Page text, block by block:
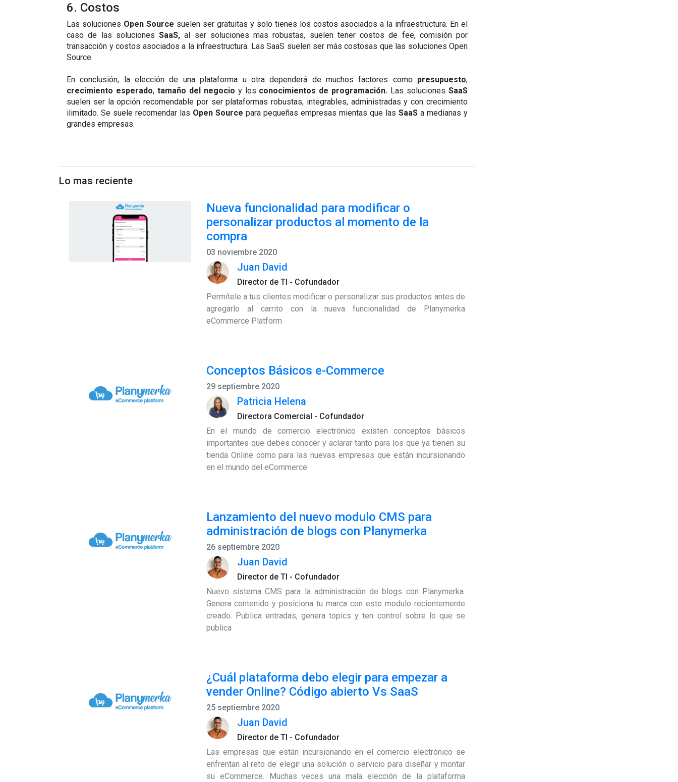
6. Costos
Las soluciones Open Source suelen ser gratuitas y solo tienes los costos asociados a la infraestructura. En el
caso de las soluciones SaaS, al ser soluciones mas robustas, suelen tener costos de fee, comisión por
transacción y costos asociados a la infraestructura. Las SaaS suelen ser más costosas que las soluciones Open
Source.
En conclusión, la elección de una plataforma u otra dependerá de muchos factores como presupuesto
crecimiento esperado, tamaño del negocio y los conocimientos de programación. Las soluciones
suelen ser la opción recomendable por ser plataformas robustas, integrables, administradas y con crecimiento
ilimitado. Se suele recomendar las Open Source para pequeñas empresas mientas que las SaaS a medianas y
grandes empresas.
Lo mas reciente
Nueva funcionalidad para modificar o
personalizar productos al momento de la
compra
03 noviembre 2020
Juan David
Director de TI - Cofundador
Permítele a tus clientes modificar o personalizar sus productos antes de
agregarlo al carrito con la nueva funcionalidad de Planymerka
eCommerce Platform
Conceptos Básicos e-Commerce
29 septiembre 2020
Patricia Helena
Directora Comercial - Cofundador
En el mundo de comercio electrónico existen conceptos básicos
importantes que debes conocer y aclarar tanto para los que ya tienen su
tienda Online como para las nuevas empresas que están incursionando
en el mundo del eCommerce
Lanzamiento del nuevo modulo CMS para
administración de blogs con Planymerka
26 septiembre 2020
Juan David
Director de TI - Cofundador
Nuevo sistema CMS para la administración de blogs con Planymerka.
Genera contenido y posiciona tu marca con este modulo recientemente
creado. Publica entradas, genera topics y ten control sobre lo que se
publica
¿Cuál plataforma debo elegir para empezar a
vender Online? Código abierto Vs SaaS
25 septiembre 2020
Juan David
Director de TI - Cofundador
Las empresas que están incursionando en el comercio electrónico se
enfrentan al reto de elegir una solución o servicio para diseñar y montar
su eCommerce. Muchas veces una mala elección de la plataforma